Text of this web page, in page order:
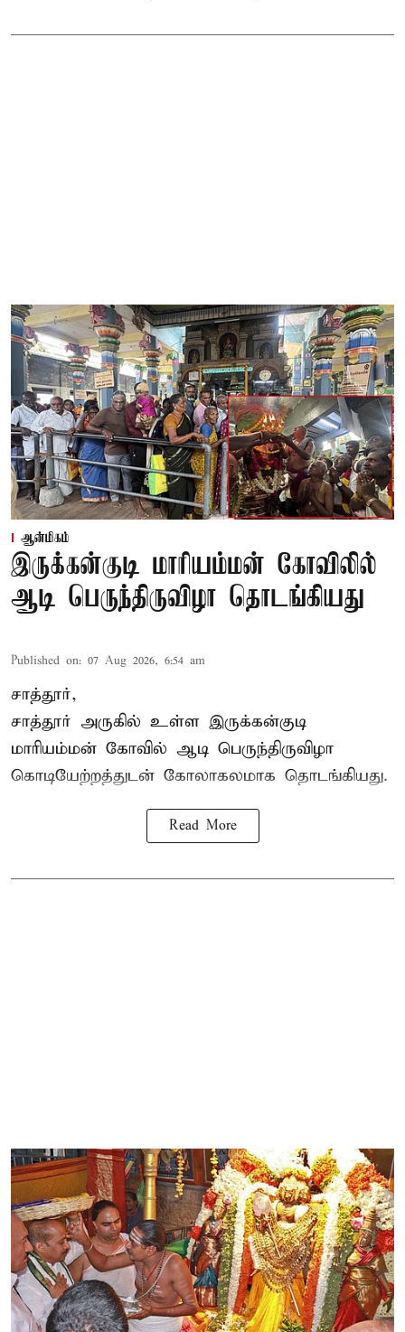
ஆன்மிகம்
இருக்கன்குடி மாரியம்மன் கோவிலில்
ஆடி பெருந்திருவிழா தொடங்கியது
Published on: 07 Aug 2026, 6:54 am
சாத்தூர்,
சாத்தூர் அருகில் உள்ள இருக்கன்குடி
மாரியம்மன் கோவில் ஆடி பெருந்திருவிழா
கொடியேற்றத்துடன் கோலாகலமாக தொடங்கியது.
Read More